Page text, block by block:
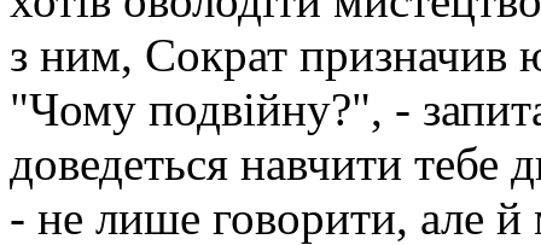
з ним, Сократ призначив
"Чому подвійну?", -
доведеться навчити тебе
- не лише говорити, але й